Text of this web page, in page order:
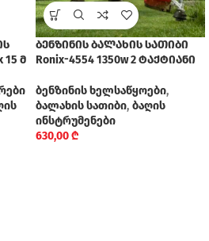
15 მ
ბენზინის ბალახის სათიბი
Ronix-4554 1350w 2 ტაქტიანი
ბენზინის ხელსაწყოები,
ბალახის სათიბი, ბაღის
ინსტრუმენები
630,00₾